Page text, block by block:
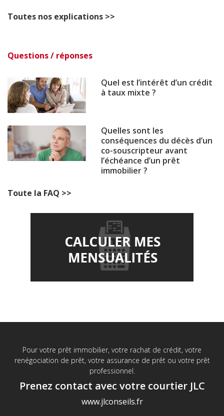
Toutes nos explications >>
Questions / réponses
Quel est l’intérêt d’un crédit
à taux mixte ?
Quelles sont les
conséquences du décès d’un
co-souscripteur avant
l’échéance d’un prêt
immobilier ?
Toute la FAQ >>
Pour votre prêt immobilier, votre rachat de crédit, votre
renégociation de prêt, votre assurance de prêt ou votre prêt
professionnel.
Prenez contact avec votre courtier JLC
www.jlconseils.fr